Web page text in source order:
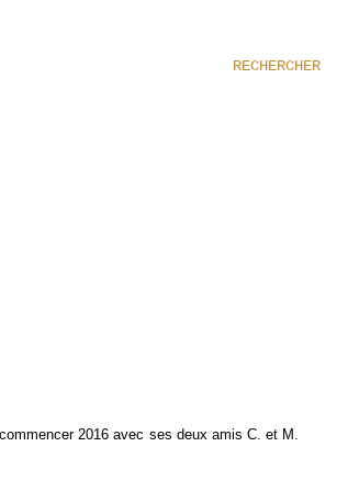
RECHERCHER
2016 avec ses deux amis C. et M.